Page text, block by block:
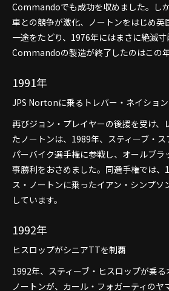
Commandoでも成功を収めました。し
車との競争が激化、ノートンをはじめ英
一途をたどり、1976年にはまさに絶滅寸
Commandoの製造が終了したのはこの年
1991年
JPS Nortonに乗るトレバー・ネイション
再びジョン・プレイヤーの後援を受け、
たノートンは、1989年、スティーブ・
パーバイク選手権に参戦し、オールブ
事勝利をおさめました。同選手権では、
ス・ノートンに乗ったイアン・シンプソ
しています。
1992年
ヒスロップがシニアTTを制覇
1992年、スティーブ・ヒスロップが乗
ノートンが、カール・フォガーティのヤ